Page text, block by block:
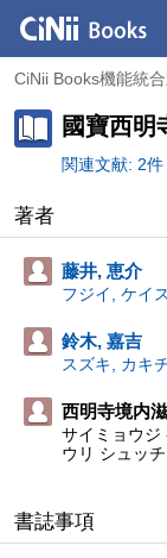
CiNii Books機能統
國寶西明
関連文献: 2件
著者
藤井, 恵介
フジイ, ケイ
鈴木, 嘉吉
スズキ, カキ
西明寺境内
サイミョウジ
ウリ シュッ
書誌事項